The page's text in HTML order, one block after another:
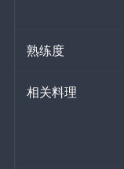
熟练度
相关料理